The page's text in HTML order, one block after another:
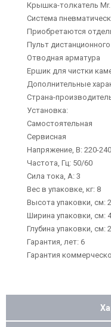
Крышка-толкатель Мr.
Система
Приобретаются
Пульт
Отводная арматура
Ершик для чистки
Дополнительные
Страна-
Установка:
Самостоятельная
Сервисная
Напряжение, В: 220-240
Частота, Гц: 50/60
Сила тока, А: 3
Вес в упаковке, кг: 8
Высота упаковки, см:
Ширина упаковки, см:
Глубина упаковки, см:
Гарантия, лет: 6
Гарантия